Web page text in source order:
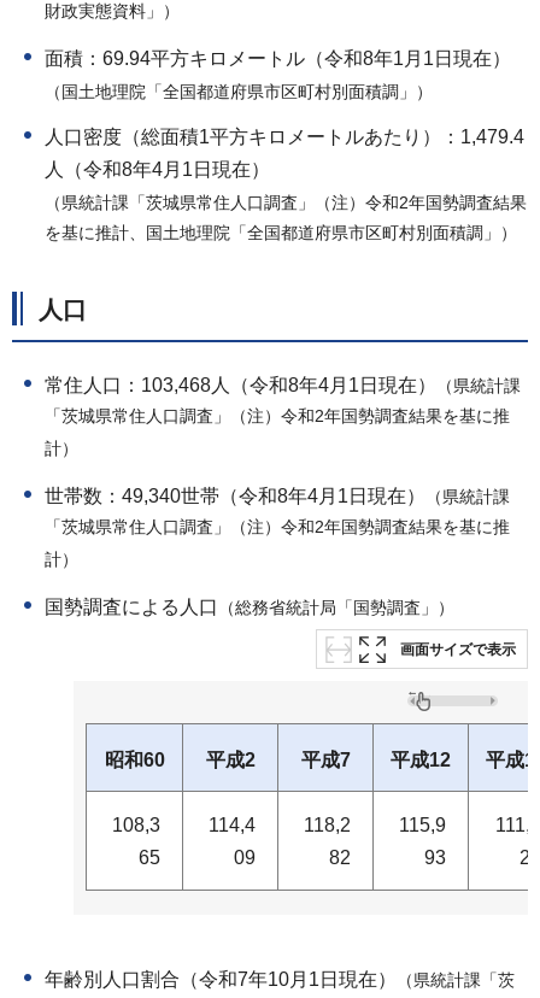
財政実態資料」）
面積：69.94平方キロメートル（令和8年1月1日現在）
（国土地理院「全国都道府県市区町村別面積調」）
人口密度（総面積1平方キロメートルあたり）：1,479.4
人（令和8年4月1日現在）
（県統計課「茨城県常住人口調査」（注）令和2年国勢調査結果
を基に推計、国土地理院「全国都道府県市区町村別面積調」）
人口
常住人口：103,468人（令和8年4月1日現在） （県統計課
「茨城県常住人口調査」（注）令和2年国勢調査結果を基に推
計）
世帯数：49,340世帯（令和8年4月1日現在） （県統計課
「茨城県常住人口調査」（注）令和2年国勢調査結果を基に推
計）
国勢調査による人口 （総務省統計局「国勢調査」）
画面サイズで表示
昭和60 平成2 平成7 平成12 平成
108,3
65
114,4
09
118,2
82
115,9
93
111,3
27
年齢別人口割合（令和7年10月1日現在）
（県統計課「茨